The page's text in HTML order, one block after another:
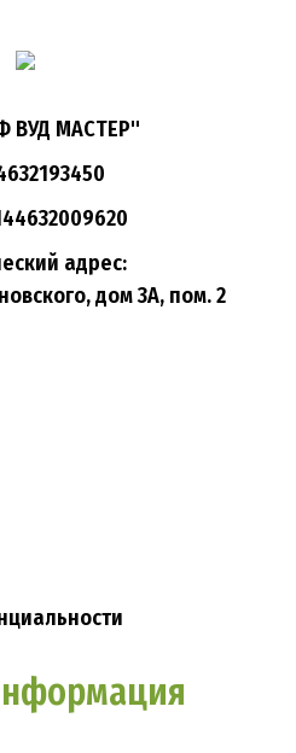
ВУД МАСТЕР"
адрес:
дом 3А, пом. 2